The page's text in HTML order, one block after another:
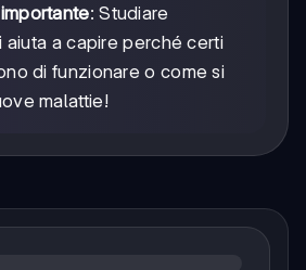
: Studiare
a capire perché certi
di funzionare o come si
malattie!